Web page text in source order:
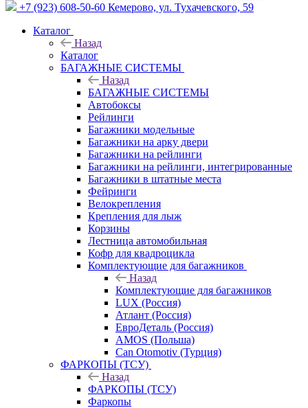
+7 (923) 608-50-60 Кемерово, ул. Тухачевского, 59
Каталог
Назад
Каталог
БАГАЖНЫЕ СИСТЕМЫ
Назад
БАГАЖНЫЕ СИСТЕМЫ
Автобоксы
Рейлинги
Багажники модельные
Багажники на арку двери
Багажники на рейлинги
Багажники на рейлинги, интегрированные
Багажники в штатные места
Фейринги
Велокрепления
Крепления для лыж
Корзины
Лестница автомобильная
Кофр для квадроцикла
Комплектующие для багажников
Назад
Комплектующие для багажников
LUX (Россия)
Атлант (Россия)
ЕвроДеталь (Россия)
AMOS (Польша)
Can Otomotiv (Турция)
ФАРКОПЫ (ТСУ)
Назад
ФАРКОПЫ (ТСУ)
Фаркопы